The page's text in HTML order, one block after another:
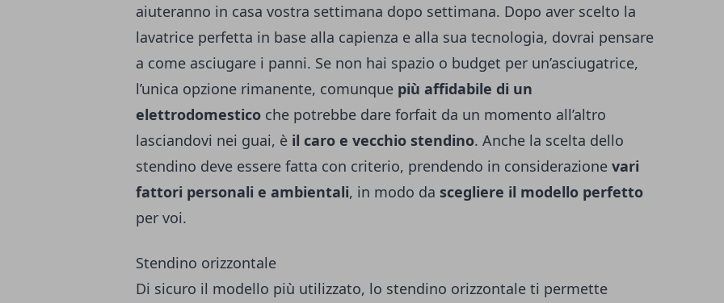
aiuteranno in casa vostra settimana dopo settimana. Dopo aver scelto la
lavatrice perfetta in base alla capienza e alla sua tecnologia, dovrai pensare
a come asciugare i panni. Se non hai spazio o budget per un’asciugatrice,
l’unica opzione rimanente, comunque più affidabile di un
elettrodomestico che potrebbe dare forfait da un momento all’altro
lasciandovi nei guai, è il caro e vecchio stendino. Anche la scelta dello
stendino deve essere fatta con criterio, prendendo in considerazione vari
fattori personali e ambientali, in modo da scegliere il modello perfetto
per voi.
Stendino orizzontale
Di sicuro il modello più utilizzato, lo stendino orizzontale ti permette